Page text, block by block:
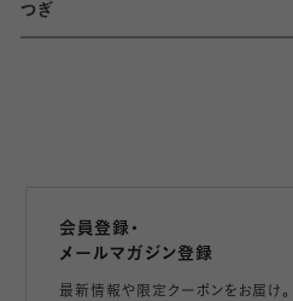
つぎ
会員登録・
メールマガジン登録
最新情報や限定クーポンをお届け。